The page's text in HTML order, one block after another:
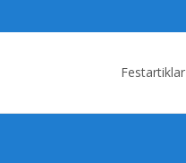
Festartiklar